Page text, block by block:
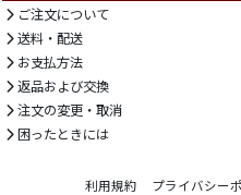
ご注文について
送料・配送
お支払方法
返品および交換
注文の変更・取消
困ったときには
利用規約 プライバシー